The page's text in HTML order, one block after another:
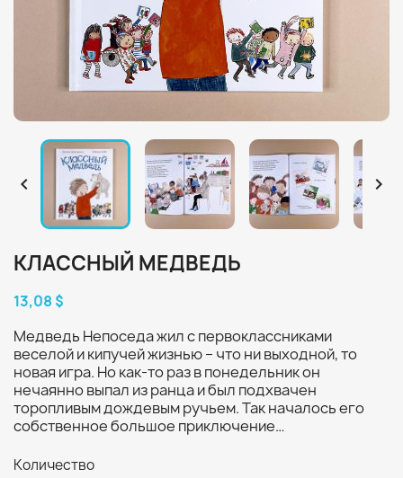
 
КЛАССНЫЙ МЕДВЕДЬ
13,08 $
Медведь Непоседа жил с первоклассниками
веселой и кипучей жизнью – что ни выходной, то
новая игра. Но как-то раз в понедельник он
нечаянно выпал из ранца и был подхвачен
торопливым дождевым ручьем. Так началось его
собственное большое приключение…
Количество